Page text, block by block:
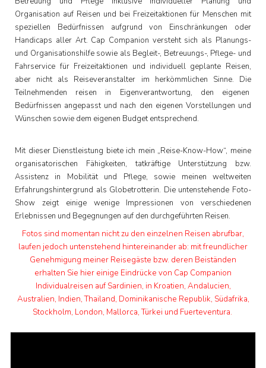
Organisation auf Reisen und bei Freizeitaktionen für Menschen mit
speziellen Bedürfnissen aufgrund von Einschränkungen oder
Handicaps aller Art. Cap Companion versteht sich als Planungs-
und Organisationshilfe sowie als Begleit-, Betreuungs-, Pflege- und
Fahrservice für Freizeitaktionen und individuell geplante Reisen,
aber nicht als Reiseveranstalter im herkömmlichen Sinne. Die
Teilnehmenden reisen in Eigenverantwortung, den eigenen
Bedürfnissen angepasst und nach den eigenen Vorstellungen und
Wünschen sowie dem eigenen Budget entsprechend.
Mit dieser Dienstleistung biete ich mein „Reise-Know-How“, meine
organisatorischen Fähigkeiten, tatkräftige Unterstützung bzw.
Assistenz in Mobilität und Pflege, sowie meinen weltweiten
Erfahrungshintergrund als Globetrotterin. Die untenstehende Foto-
Show zeigt einige wenige Impressionen von verschiedenen
Erlebnissen und Begegnungen auf den durchgeführten Reisen.
Fotos sind momentan nicht zu den einzelnen Reisen abrufbar,
laufen jedoch untenstehend hintereinander ab: mit freundlicher
Genehmigung meiner Reisegäste bzw. deren Beiständen
erhalten Sie hier einige Eindrücke von Cap Companion
Individualreisen auf Sardinien, in Kroatien, Andalucien,
Australien, Indien, Thailand, Dominikanische Republik, Südafrika,
Stockholm, London, Mallorca, Türkei und Fuerteventura.